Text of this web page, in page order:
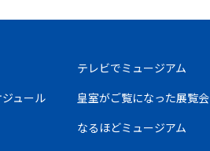
ュール
テレビでミュージアム
皇室がご覧になった展覧会
なるほどミュージアム